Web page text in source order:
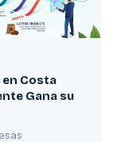
Costa
Gana su